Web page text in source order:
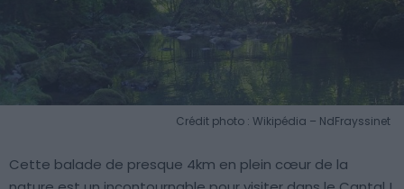
Crédit photo : Wikipédia – NdFrayssinet
Cette balade de presque 4km en plein cœur de la